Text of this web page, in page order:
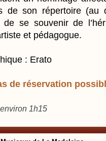
de son répertoire (au
de se souvenir de
et pédagogue.
: Erato
de réservation
1h15